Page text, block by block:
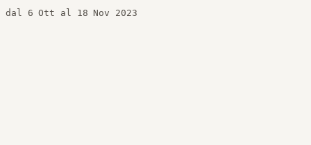
dal 6 Ott al 18 Nov 2023